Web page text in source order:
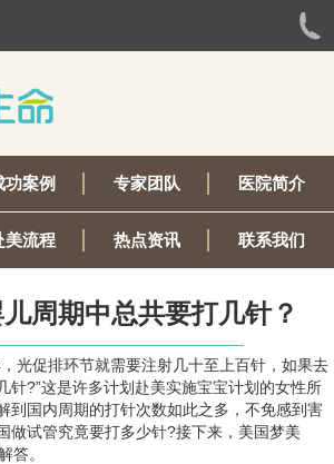
功案例 专家团队 医院简介
美流程 热点资讯 联系我们
周期中总共要打几针？
光促排环节就需要注射几十至上百针，如果去
针?”这是许多计划赴美实施宝宝计划的女性所
到国内周期的打针次数如此之多，不免感到害
做试管究竟要打多少针?接下来，美国梦美
答。